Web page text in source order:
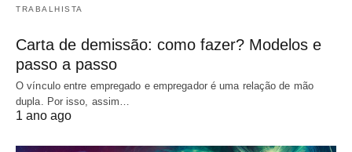
TRABALHISTA
Carta de demissão: como fazer? Modelos e
passo a passo
O vínculo entre empregado e empregador é uma relação de mão
dupla. Por isso, assim…
1 ano ago